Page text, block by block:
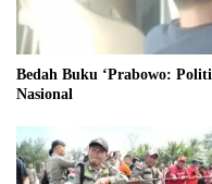
Bedah Buku ‘Prabowo:
Nasional